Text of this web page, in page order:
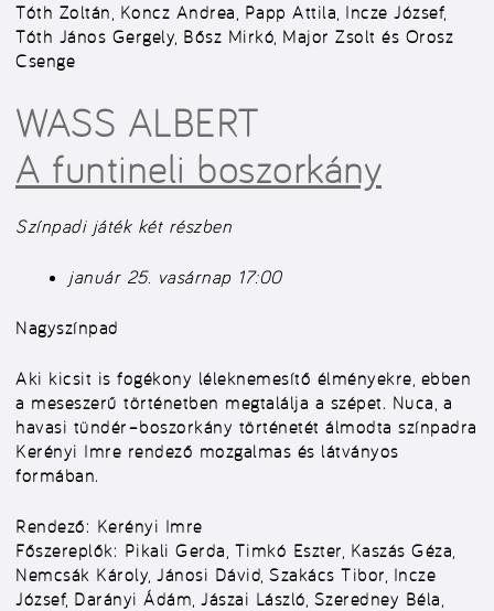
Tóth Zoltán, Koncz Andrea, Papp Attila, Incze József,
Tóth János Gergely, Bősz Mirkó, Major Zsolt és Orosz
Csenge
WASS ALBERT
A funtineli boszorkány
Színpadi játék két részben
január 25. vasárnap 17:00
Nagyszínpad
Aki kicsit is fogékony léleknemesítő élményekre, ebben
a meseszerű történetben megtalálja a szépet. Nuca, a
havasi tündér–boszorkány történetét álmodta színpadra
Kerényi Imre rendező mozgalmas és látványos
formában.
Rendező: Kerényi Imre
Főszereplők: Pikali Gerda, Timkó Eszter, Kaszás Géza,
Nemcsák Károly, Jánosi Dávid, Szakács Tibor, Incze
József, Darányi Ádám, Jászai László, Szeredney Béla,